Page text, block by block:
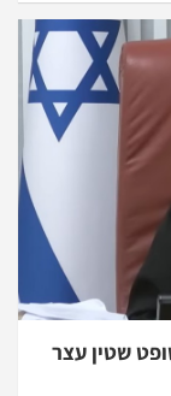
שטין עצר